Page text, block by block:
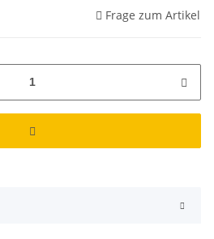
Frage zum Artikel